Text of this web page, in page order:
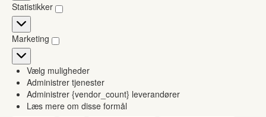
Statistikker
Statistikker
Marketing
Marketing
Vælg muligheder
Administrer tjenester
Administrer {vendor_count} leverandører
Læs mere om disse formål